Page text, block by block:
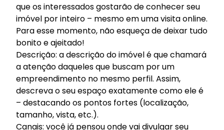
que os interessados gostarão de conhecer seu
imóvel por inteiro – mesmo em uma visita online.
Para esse momento, não esqueça de deixar tudo
bonito e ajeitado!
Descrição: a descrição do imóvel é que chamará
a atenção daqueles que buscam por um
empreendimento no mesmo perfil. Assim,
descreva o seu espaço exatamente como ele é
– destacando os pontos fortes (localização,
tamanho, vista, etc.).
Canais: você já pensou onde vai divulgar seu